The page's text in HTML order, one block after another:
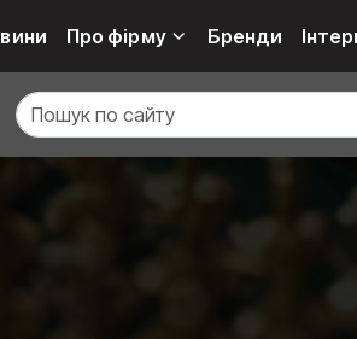
Про фірму Бренди